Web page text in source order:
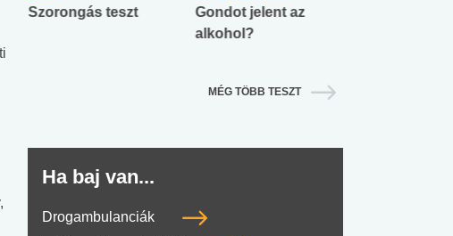
Szorongás teszt
Gondot jelent az
alkohol?
MÉG TÖBB TESZT
Ha baj van...
Drogambulanciák